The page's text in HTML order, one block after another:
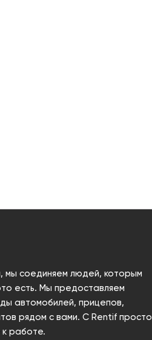
мы соединяем людей, которым
есть. Мы предоставляем
автомобилей, прицепов,
рядом с вами. С Rentif просто
к работе.